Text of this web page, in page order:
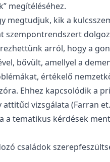
megítéléséhez.
kik a
arról, hogy a
bővült, amellyel a
értékelő
Ehhez kapcsolódik a
vizsgálata (Farran
a tematikus kérdések
családok